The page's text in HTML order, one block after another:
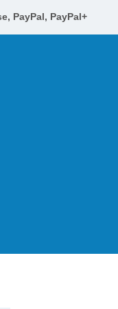
PayPal, PayPal+